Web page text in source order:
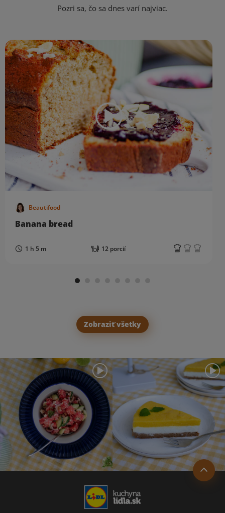
Pozri sa, čo sa dnes varí najviac.
Beautifood
Banana bread
1 h 5 m 12 porcií
Zobraziť všetky